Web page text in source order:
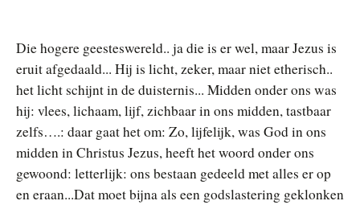
Die hogere geesteswereld.. ja die is er wel, maar Jezus is
eruit afgedaald... Hij is licht, zeker, maar niet etherisch..
het licht schijnt in de duisternis... Midden onder ons was
hij: vlees, lichaam, lijf, zichbaar in ons midden, tastbaar
zelfs….: daar gaat het om: Zo, lijfelijk, was God in ons
midden in Christus Jezus, heeft het woord onder ons
gewoond: letterlijk: ons bestaan gedeeld met alles er op
en eraan...Dat moet bijna als een godslastering geklonken